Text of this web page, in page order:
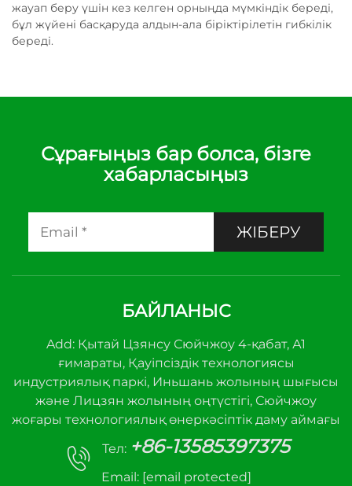
жауап беру үшін кез келген орныңда мүмкіндік береді,
бұл жүйені басқаруда алдын-ала біріктірілетін гибкілік
береді.
Сұрағыңыз бар болса, бізге
хабарласыңыз
ЖІБЕРУ
БАЙЛАНЫС
Add: Қытай Цзянсу Сюйчжоу 4-қабат, А1
ғимараты, Қауіпсіздік технологиясы
индустриялық паркі, Иньшань жолының шығысы
және Лицзян жолының оңтүстігі, Сюйчжоу
жоғары технологиялық өнеркәсіптік даму аймағы
Тел: +86-13585397375
Email: [email protected]